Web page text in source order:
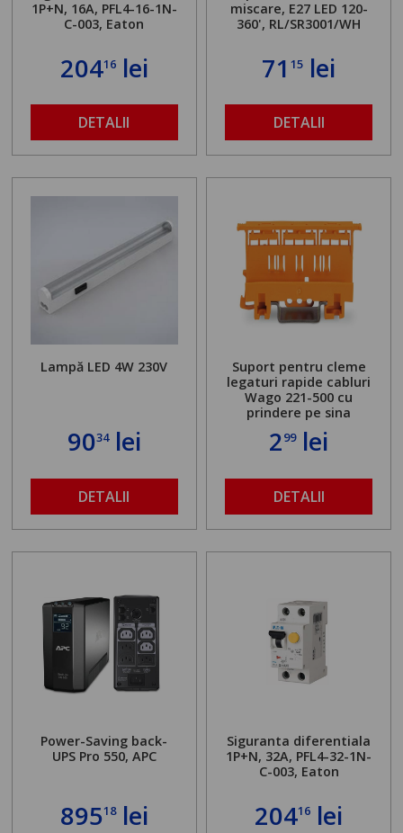
1P+N, 16A, PFL4-16-1N-
C-003, Eaton
20416lei
DETALII
miscare, E27 LED 120-
360', RL/SR3001/WH
7115 lei
DETALII
Lampă LED 4W 230V
9034lei
DETALII
Suport pentru cleme
legaturi rapide cabluri
Wago 221-500 cu
prindere pe sina
299lei
DETALII
Power-Saving back-
UPS Pro 550, APC
89518lei
Siguranta diferentiala
1P+N, 32A, PFL4-32-1N-
C-003, Eaton
20416 lei